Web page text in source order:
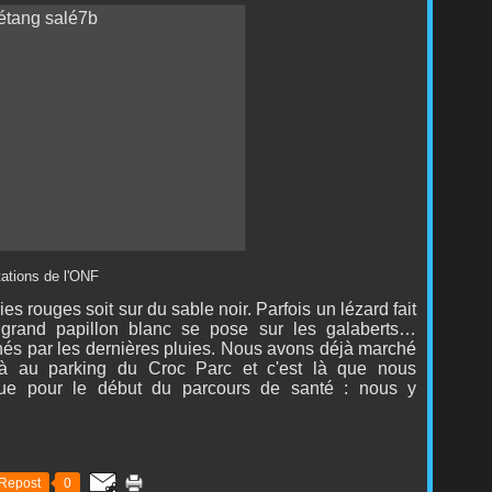
de l'ONF
rouges soit sur du sable noir. Parfois un lézard fait
papillon blanc se pose sur les galaberts…
par les dernières pluies. Nous avons déjà marché
au parking du Croc Parc et c'est là que nous
pour le début du parcours de santé : nous y
0